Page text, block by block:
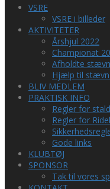
VSRE
VSRE i billeder
AKTIVITETER
Årshjul 2022
Championat
Afholdte
Hjælp til
BLIV MEDLEM
PRAKTISK INFO
Regler for
Regler for
Gode links
KLUBTØJ
SPONSOR
Tak til vores